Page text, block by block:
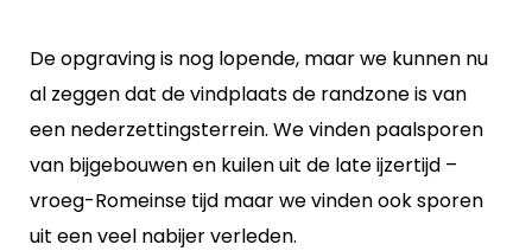
De opgraving is nog lopende, maar we kunnen nu
al zeggen dat de vindplaats de randzone is van
een nederzettingsterrein. We vinden paalsporen
van bijgebouwen en kuilen uit de late ijzertijd –
vroeg-Romeinse tijd maar we vinden ook sporen
uit een veel nabijer verleden.